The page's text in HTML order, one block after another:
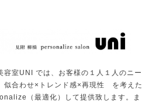
容室UNI では、お客様の１人１人のニー
似合わせ×トレンド感×再現性 を考えた
（最適化）して提供致します。ま